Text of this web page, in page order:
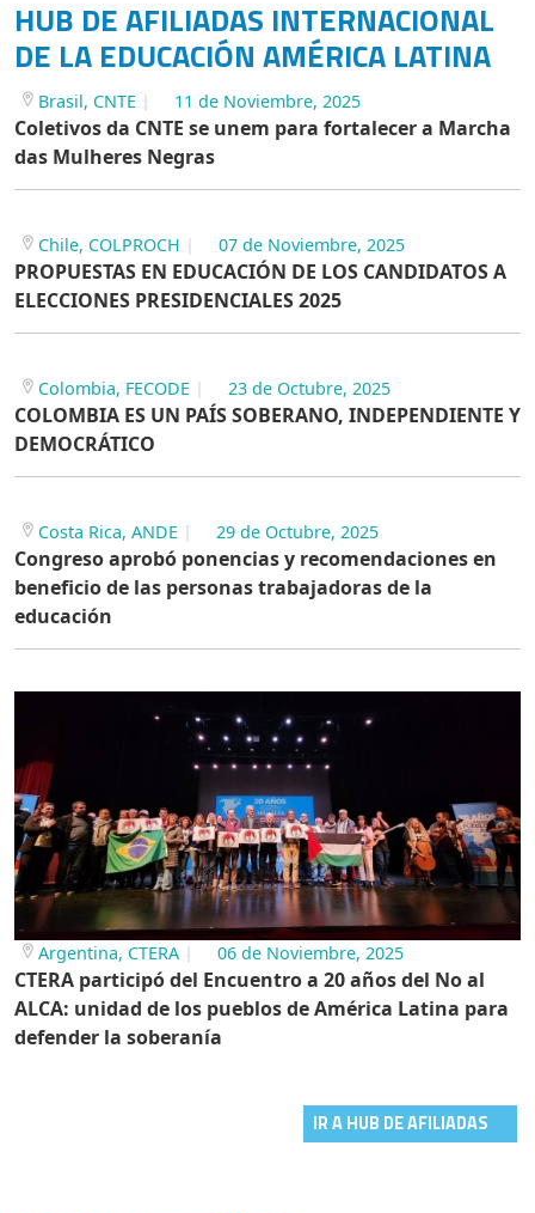
DE LA EDUCACIÓN AMÉRICA LATINA
Brasil, CNTE 11 de Noviembre, 2025
Coletivos da CNTE se unem para fortalecer a Marcha
das Mulheres Negras
PROPUESTAS EN EDUCACIÓN DE LOS CANDIDATOS A
ELECCIONES PRESIDENCIALES 2025
COLOMBIA ES UN PAÍS SOBERANO, INDEPENDIENTE Y
DEMOCRÁTICO
Congreso aprobó ponencias y recomendaciones en
beneficio de las personas trabajadoras de la
educación
Argentina, CTERA 06 de Noviembre, 2025
CTERA participó del Encuentro a 20 años del No al
ALCA: unidad de los pueblos de América Latina para
defender la soberanía